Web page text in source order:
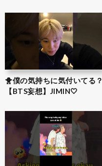
🐥僕の気持ちに気付いてる？
【BTS妄想】JIMIN‎🤍